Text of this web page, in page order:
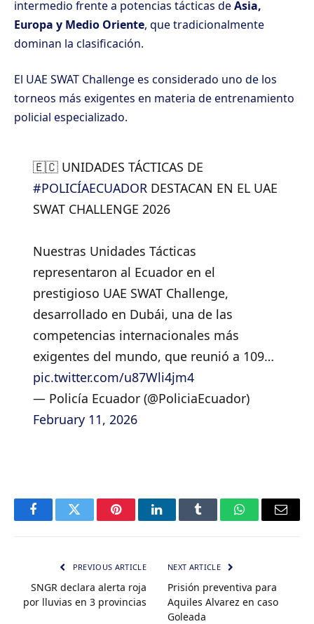
intermedio frente a potencias tácticas deAsia,
Europa y Medio Oriente, que tradicionalmente
dominan la clasificación.
El UAE SWAT Challenge es considerado uno de los
torneos más exigentes en materia de entrenamiento
policial especializado.
🇪🇨 UNIDADES TÁCTICAS DE
#POLICÍAECUADORDESTACAN EN EL UAE
SWAT CHALLENGE 2026
Nuestras Unidades Tácticas
representaron al Ecuador en el
prestigioso UAE SWAT Challenge,
desarrollado en Dubái, una de las
competencias internacionales más
exigentes del mundo, que reunió a 109…
pic.twitter.com/u87Wli4jm4
— Policía Ecuador (@PoliciaEcuador)
February 11, 2026
FacebookTwitter PinterestLinkedInTumblr WhatsAppEmail
PREVIOUS ARTICLE
SNGR declara alerta roja
por lluvias en 3 provincias
NEXT ARTICLE
Prisión preventiva para
Aquiles Alvarez en caso
Goleada